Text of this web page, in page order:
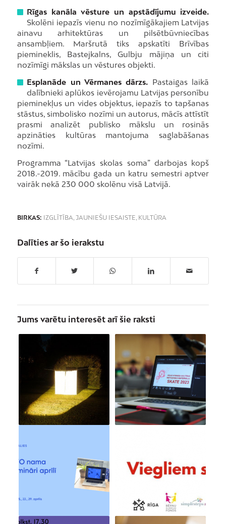
Rīgas kanāla vēsture un apstādījumu izveide.
Skolēni iepazīs vienu no nozīmīgākajiem Latvijas
ainavu arhitektūras un pilsētbūvniecības
ansambļiem. Maršrutā tiks apskatīti Brīvības
piemineklis, Bastejkalns, Gulbju mājiņa un citi
nozīmīgi mākslas un vēstures objekti.
Esplanāde un Vērmanes dārzs. Pastaigas laikā
dalībnieki aplūkos ievērojamu Latvijas personību
pieminekļus un vides objektus, iepazīs to tapšanas
stāstus, simbolisko nozīmi un autorus, mācīs attīstīt
prasmi analizēt publisko mākslu un rosinās
apzināties kultūras mantojuma saglabāšanas
nozīmi.
Programma “Latvijas skolas soma” darbojas kopš
2018.-2019. mācību gada un katru semestri aptver
vairāk nekā 230 000 skolēnu visā Latvijā.
BIRKAS: IZGLĪTĪBA, JAUNIEŠU IESAISTE, KULTŪRA
Dalīties ar šo ierakstu
Jums varētu interesēt arī šie raksti